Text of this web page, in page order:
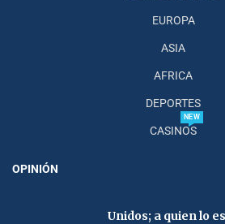
EUROPA
ASIA
AFRICA
DEPORTES
CASINOS
NEW
OPINIÓN
Unidos; a quien lo